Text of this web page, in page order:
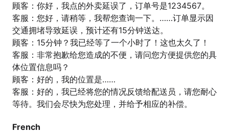
顾客：你好，我点的外卖延误了，订单号是1234567。
客服：您好，请稍等，我帮您查询一下。……订单显示因
交通拥堵导致延误，预计还有15分钟送达。
顾客：15分钟？我已经等了一个小时了！这也太久了！
客服：非常抱歉给您造成的不便，请问您方便提供您的具
体位置信息吗？
顾客：好的，我的位置是……
客服：好的，我已经将您的情况反馈给配送员，请您耐心
等待。我们会尽快为您处理，并给予相应的补偿。
French